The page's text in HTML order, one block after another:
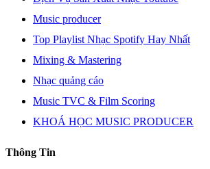
Music producer
Top Playlist Nhạc Spotify Hay Nhất
Mixing & Mastering
Nhạc quảng cáo
Music TVC & Film Scoring
KHOÁ HỌC MUSIC PRODUCER
Thông Tin